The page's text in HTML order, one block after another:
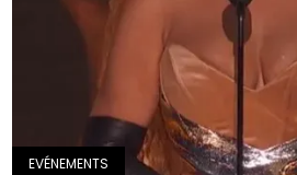
EVÉNEMENTS